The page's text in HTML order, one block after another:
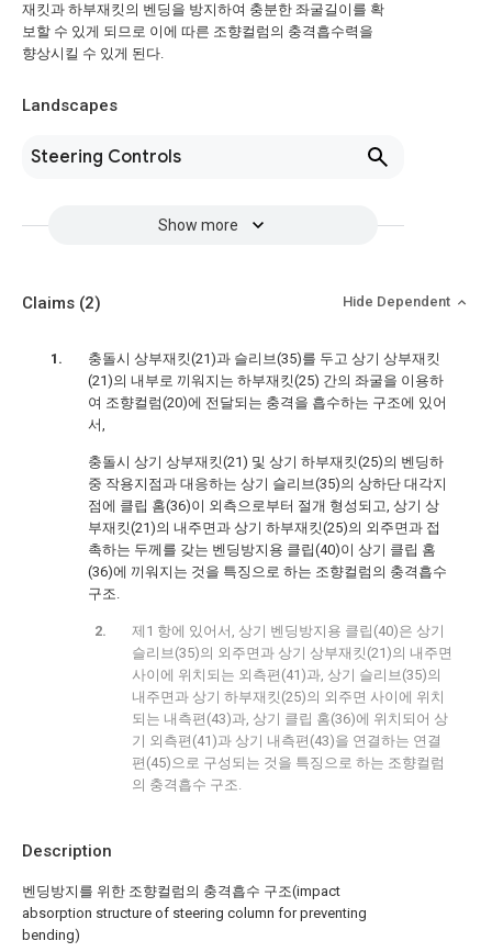
재킷과 하부재킷의 벤딩을 방지하여 충분한 좌굴길이를 확
보할 수 있게 되므로 이에 따른 조향컬럼의 충격흡수력을
향상시킬 수 있게 된다.
Landscapes
Steering Controls
Show more
Description
벤딩방지를 위한 조향컬럼의 충격흡수 구조(impact
absorption structure of steering column for preventing
bending)
Claims (2) Hide Dependent
충돌시 상부재킷(21)과 슬리브(35)를 두고 상기 상부재킷
(21)의 내부로 끼워지는 하부재킷(25) 간의 좌굴을 이용하
여 조향컬럼(20)에 전달되는 충격을 흡수하는 구조에 있어
서,
충돌시 상기 상부재킷(21) 및 상기 하부재킷(25)의 벤딩하
중 작용지점과 대응하는 상기 슬리브(35)의 상하단 대각지
점에 클립 홈(36)이 외측으로부터 절개 형성되고, 상기 상
부재킷(21)의 내주면과 상기 하부재킷(25)의 외주면과 접
촉하는 두께를 갖는 벤딩방지용 클립(40)이 상기 클립 홈
(36)에 끼워지는 것을 특징으로 하는 조향컬럼의 충격흡수
구조.
제1 항에 있어서, 상기 벤딩방지용 클립(40)은 상기
슬리브(35)의 외주면과 상기 상부재킷(21)의 내주면
사이에 위치되는 외측편(41)과, 상기 슬리브(35)의
내주면과 상기 하부재킷(25)의 외주면 사이에 위치
되는 내측편(43)과, 상기 클립 홈(36)에 위치되어 상
기 외측편(41)과 상기 내측편(43)을 연결하는 연결
편(45)으로 구성되는 것을 특징으로 하는 조향컬럼
의 충격흡수 구조.